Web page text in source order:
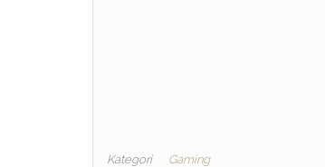
Kategori Gaming